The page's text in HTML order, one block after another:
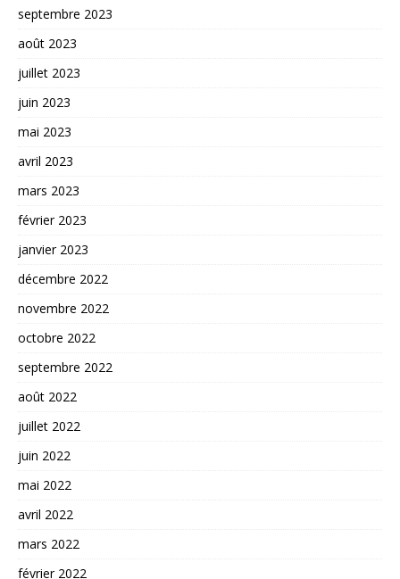
septembre 2023
août 2023
juillet 2023
juin 2023
mai 2023
avril 2023
mars 2023
février 2023
janvier 2023
décembre 2022
novembre 2022
octobre 2022
septembre 2022
août 2022
juillet 2022
juin 2022
mai 2022
avril 2022
mars 2022
février 2022